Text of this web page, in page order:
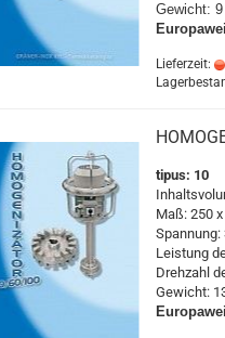
Gewicht:
Lieferzeit:
tipus: 10
Maß: 250
Leistung
Drehzahl
Gewicht: